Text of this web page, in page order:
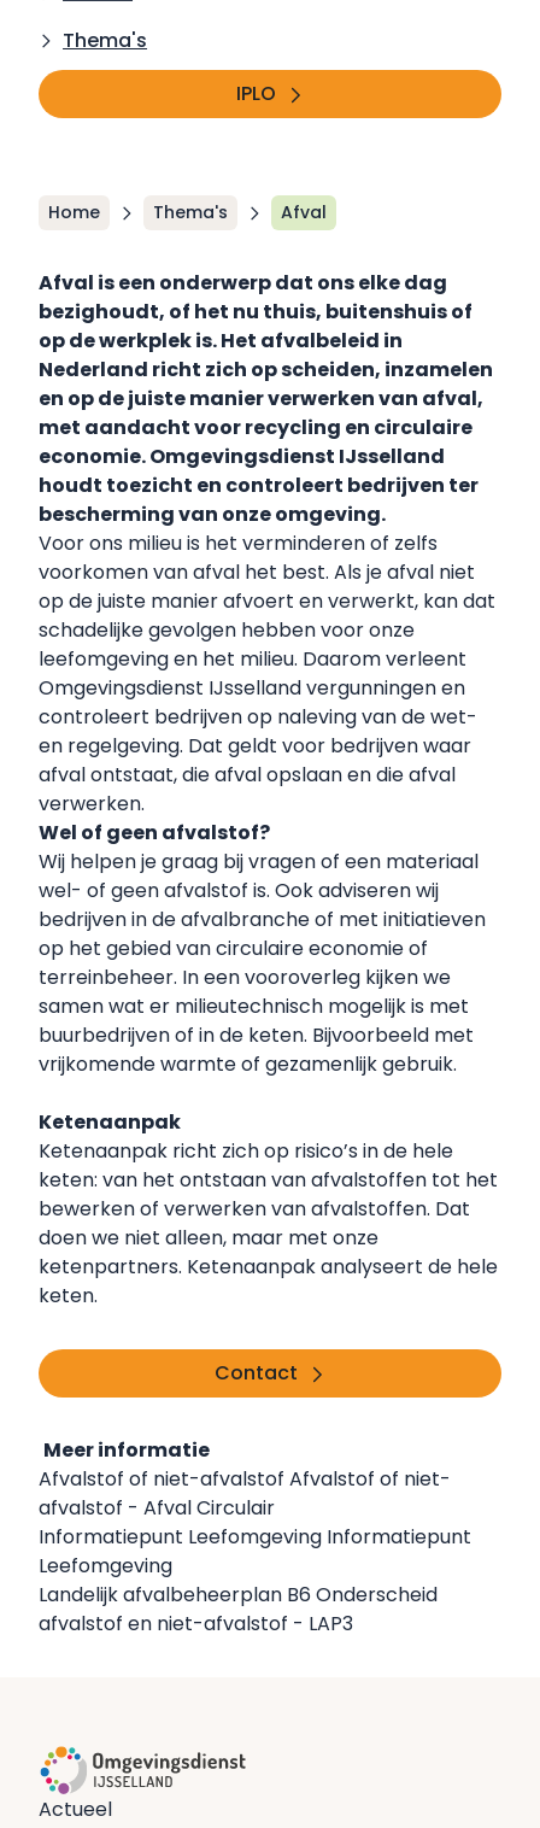
Thema's
IPLO
Home Thema's Afval
Afval is een onderwerp dat ons elke dag
bezighoudt, of het nu thuis, buitenshuis of
op de werkplek is. Het afvalbeleid in
Nederland richt zich op scheiden, inzamelen
en op de juiste manier verwerken van afval,
met aandacht voor recycling en circulaire
economie. Omgevingsdienst IJsselland
houdt toezicht en controleert bedrijven ter
bescherming van onze omgeving.
Voor ons milieu is het verminderen of zelfs
voorkomen van afval het best. Als je afval niet
op de juiste manier afvoert en verwerkt, kan dat
schadelijke gevolgen hebben voor onze
leefomgeving en het milieu. Daarom verleent
Omgevingsdienst IJsselland vergunningen en
controleert bedrijven op naleving van de wet-
en regelgeving. Dat geldt voor bedrijven waar
afval ontstaat, die afval opslaan en die afval
verwerken.
Wel of geen afvalstof?
Wij helpen je graag bij vragen of een materiaal
wel- of geen afvalstof is. Ook adviseren wij
bedrijven in de afvalbranche of met initiatieven
op het gebied van circulaire economie of
terreinbeheer. In een vooroverleg kijken we
samen wat er milieutechnisch mogelijk is met
buurbedrijven of in de keten. Bijvoorbeeld met
vrijkomende warmte of gezamenlijk gebruik.
Ketenaanpak
Ketenaanpak richt zich op risico’s in de hele
keten: van het ontstaan van afvalstoffen tot het
bewerken of verwerken van afvalstoffen. Dat
doen we niet alleen, maar met onze
ketenpartners. Ketenaanpakanalyseert de hele
keten.
Contact
Meer informatie
Afvalstof of niet-afvalstofAfvalstof of niet-
afvalstof - Afval Circulair
Informatiepunt Leefomgeving Informatiepunt
Leefomgeving
Landelijk afvalbeheerplan B6 Onderscheid
afvalstof en niet-afvalstof - LAP3
Actueel